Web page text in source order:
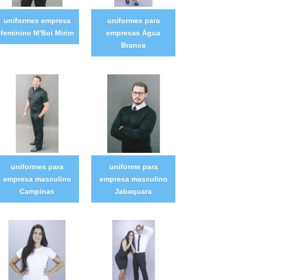
uniformes empresa
feminino M'Boi Mirim
uniformes para
empresas Água
Branca
uniformes para
empresa masculino
Campinas
uniforme para
empresa masculino
Jabaquara